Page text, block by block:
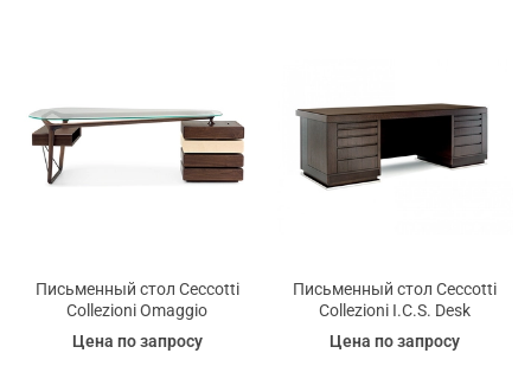
Письменный стол Ceccotti
Collezioni Omaggio
Цена по запросу
Письменный стол Ceccotti
Collezioni I.C.S. Desk
Цена по запросу